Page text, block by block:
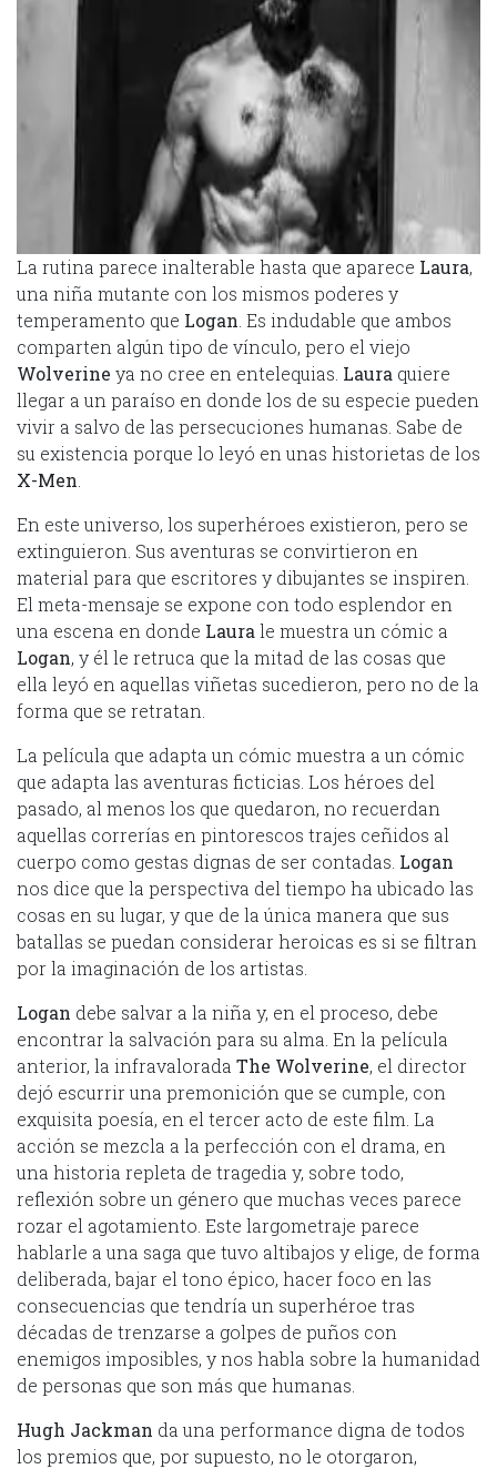
La rutina parece inalterable hasta que aparece Laura,
una niña mutante con los mismos poderes y
temperamento que Logan . Es indudable que ambos
comparten algún tipo de vínculo, pero el viejo
Wolverine ya no cree en entelequias. Laura quiere
llegar a un paraíso en donde los de su especie pueden
vivir a salvo de las persecuciones humanas. Sabe de
su existencia porque lo leyó en unas historietas de los
X-Men
En este universo, los superhéroes existieron, pero se
extinguieron. Sus aventuras se convirtieron en
material para que escritores y dibujantes se inspiren.
El meta-mensaje se expone con todo esplendor en
una escena en donde Laura le muestra un cómic a
Logan, y él le retruca que la mitad de las cosas que
ella leyó en aquellas viñetas sucedieron, pero no de la
forma que se retratan.
La película que adapta un cómic muestra a un cómic
que adapta las aventuras ficticias. Los héroes del
pasado, al menos los que quedaron, no recuerdan
aquellas correrías en pintorescos trajes ceñidos al
cuerpo como gestas dignas de ser contadas. Logan
nos dice que la perspectiva del tiempo ha ubicado las
cosas en su lugar, y que de la única manera que sus
batallas se puedan considerar heroicas es si se filtran
por la imaginación de los artistas.
Logan debe salvar a la niña y, en el proceso, debe
encontrar la salvación para su alma. En la película
anterior, la infravalorada The Wolverine, el director
dejó escurrir una premonición que se cumple, con
exquisita poesía, en el tercer acto de este film. La
acción se mezcla a la perfección con el drama, en
una historia repleta de tragedia y, sobre todo,
reflexión sobre un género que muchas veces parece
rozar el agotamiento. Este largometraje parece
hablarle a una saga que tuvo altibajos y elige, de forma
deliberada, bajar el tono épico, hacer foco en las
consecuencias que tendría un superhéroe tras
décadas de trenzarse a golpes de puños con
enemigos imposibles, y nos habla sobre la humanidad
de personas que son más que humanas.
Hugh Jackman da una performance digna de todos
los premios que, por supuesto, no le otorgaron,